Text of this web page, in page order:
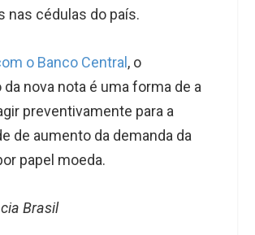
nas cédulas do país.
o Banco Central , o
da nova nota é uma forma de a
preventivamente para a
de aumento da demanda da
papel moeda.
Brasil